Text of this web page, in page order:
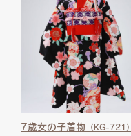
7歳女の子着物 （KG-721）